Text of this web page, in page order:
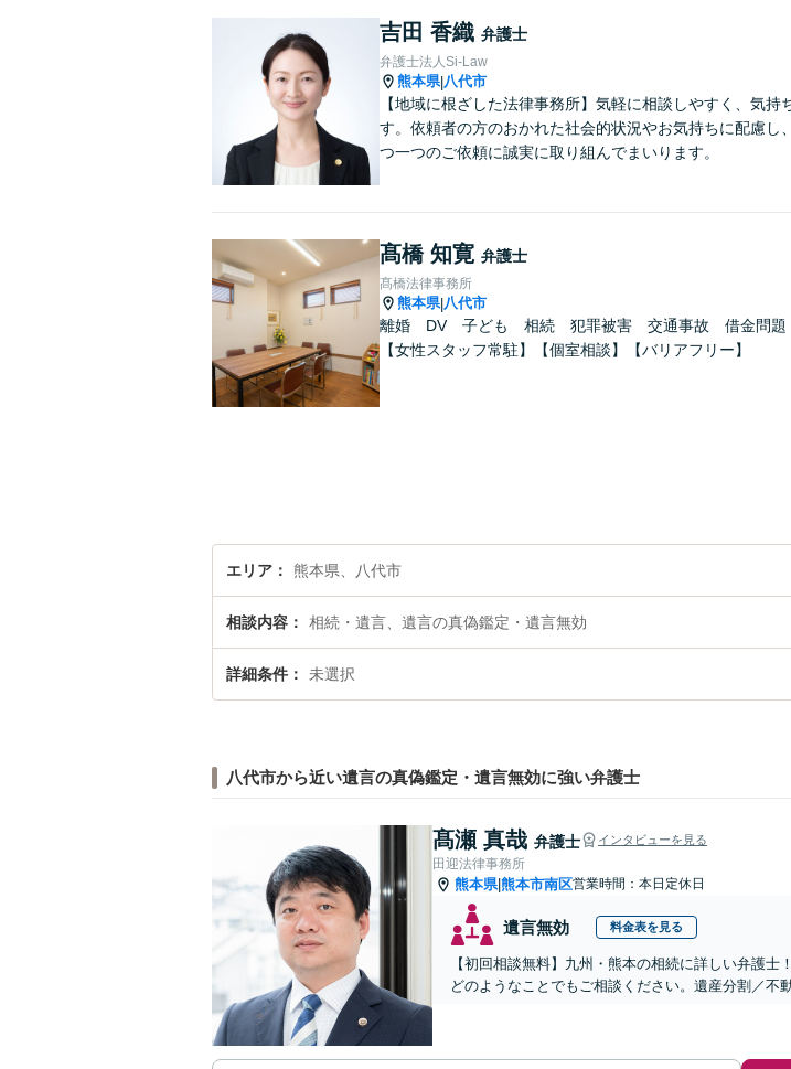
吉田 香織 弁護士
弁護士法人Si-Law
熊本県|八代市
【地域に根ざした法律事務所】気軽に相談しやすく、気
す。依頼者の方のおかれた社会的状況やお気持ちに配慮
つ一つのご依頼に誠実に取り組んでまいります。
髙橋 知寛 弁護士
髙橋法律事務所
熊本県|八代市
離婚 DV 子ども 相続 犯罪被害 交通事故 借金問
【女性スタッフ常駐】【個室相談】【バリアフリー】
エリア 熊本県、八代市
相談内容 相続・遺言、遺言の真偽鑑定・遺言無効
詳細条件 未選択
八代市から近い遺言の真偽鑑定・遺言無効に強い弁護士
髙瀬 真哉 弁護士 インタビューを見る
田迎法律事務所
熊本県|熊本市南区営業時間：本日定休日
遺言無効 料金表を見る
【初回相談無料】九州・熊本の相続に詳しい弁護
どのようなことでもご相談ください。遺産分割／不